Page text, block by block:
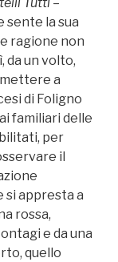
sente la sua
ragione non
da un volto,
mettere a
di Foligno
familiari delle
per
il
si appresta a
rossa,
e da una
quello